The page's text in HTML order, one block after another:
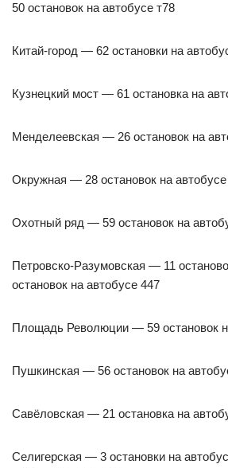
50 остановок на автобусе т78
Китай-город — 62 остановки на
Кузнецкий мост — 61 остановка на
Менделеевская — 26 остановок на
Окружная — 28 остановок на автобусе
Охотный ряд — 59 остановок на
Петровско-Разумовская — 11
остановок на автобусе 447
Площадь Революции — 59 остановок
Пушкинская — 56 остановок на
Савёловская — 21 остановка на
Селигерская — 3 остановки на